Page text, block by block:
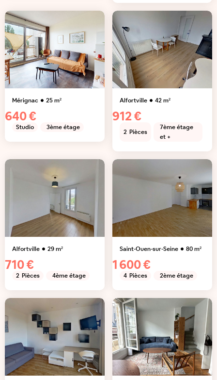
Mérignac 25m²
640 €
Studio 3ème étage
Alfortville 42m²
912 €
2 Pièces
7ème étage
et +
Alfortville 29m²
710 €
2 Pièces 4ème étage
Saint-Ouen-sur-Seine 80m²
1 600 €
4 Pièces 2ème étage